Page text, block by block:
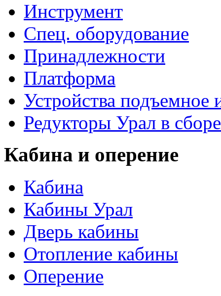
Инструмент
Спец. оборудование
Принадлежности
Платформа
Устройства
Редукторы Урал в сборе
Кабина и оперение
Кабина
Кабины Урал
Дверь кабины
Отопление кабины
Оперение